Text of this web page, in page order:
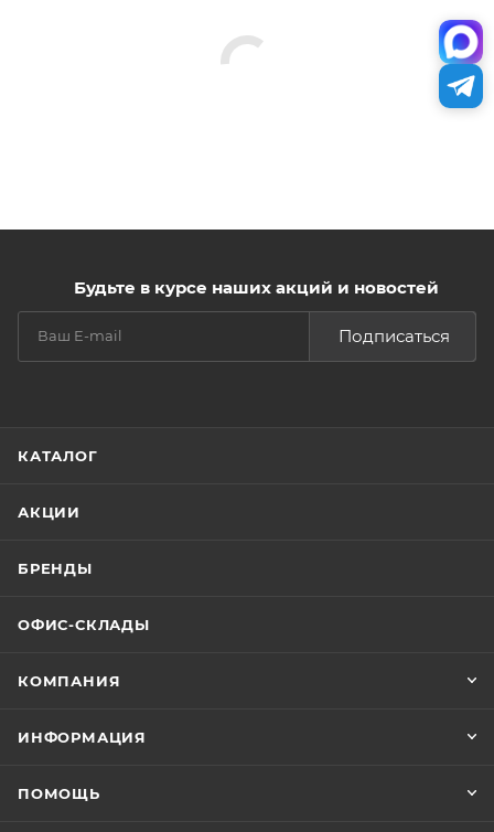
Будьте в курсе наших акций и новостей
Подписаться
КАТАЛОГ
АКЦИИ
БРЕНДЫ
ОФИС-СКЛАДЫ
КОМПАНИЯ
ИНФОРМАЦИЯ
ПОМОЩЬ